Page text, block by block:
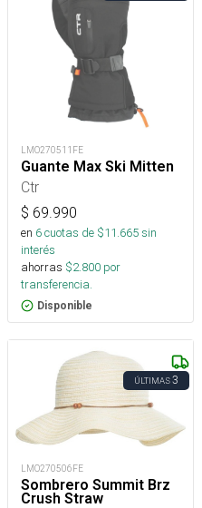
LMO270511FE
Guante Max Ski Mitten
Ctr
$ 69.990
en 6cuotas de $11.665sin
interés
ahorras $2.800 por
transferencia.
Disponible
ÚLTIMAS3
LMO270506FE
Sombrero Summit Brz
Crush Straw